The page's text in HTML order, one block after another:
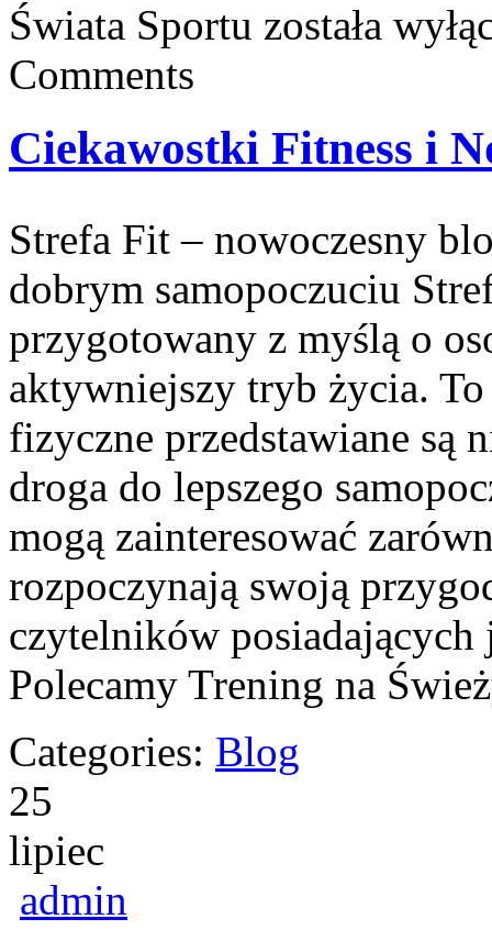
Świata Sportu została
Comments
Ciekawostki Fitness i
Strefa Fit – nowoczesny
dobrym samopoczuciu
przygotowany z myślą o
aktywniejszy tryb życia.
fizyczne przedstawiane są
droga do lepszego
mogą zainteresować
rozpoczynają swoją
czytelników
Polecamy Trening na
Categories: Blog
25
lipiec
admin